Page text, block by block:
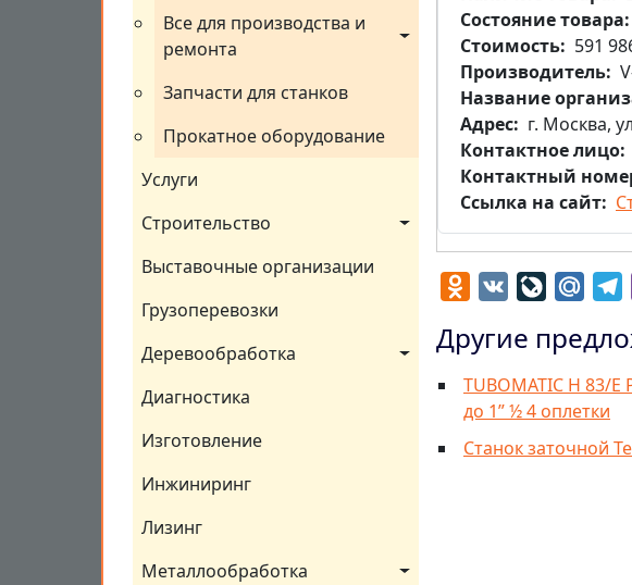
Все для производства и
ремонта
Запчасти для станков
Прокатное оборудование
Услуги
Строительство
Выставочные организации
Грузоперевозки
Деревообработка
Диагностика
Изготовление
Инжиниринг
Лизинг
Металлообработка
Состояние товара
Стоимость
591
Производитель
Название
Aдрес
г. Москва,
Контактное лицо
Контактный
Ссылка на сайт
Odnoklassniki
VK
Другие
TUBOMATIC H 83/
до 1” ½ 4 оплетки
Станок заточной